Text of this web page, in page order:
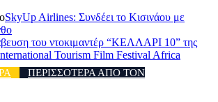
SkyUp Airlines: Συνδέει το Κισινάου με
του ντοκιμαντέρ “ΚΕΛΛΑΡΙ 10” της
Tourism Film Festival Africa
ΠΕΡΙΣΣΟΤΕΡΑ ΑΠΟ ΤΟΝ